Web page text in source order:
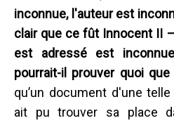
inconnue, l'auteur est
clair que ce fût Innocent II
est adressé est
pourrait-il prouver quoi
qu’un document d'une
ait pu trouver sa place